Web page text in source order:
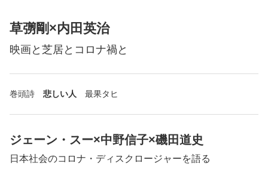
草彅剛×内田英治
映画と芝居とコロナ禍と
巻頭詩 悲しい人 最果タヒ
ジェーン・スー×中野信子×磯田道史
日本社会のコロナ・ディスクロージャーを語る